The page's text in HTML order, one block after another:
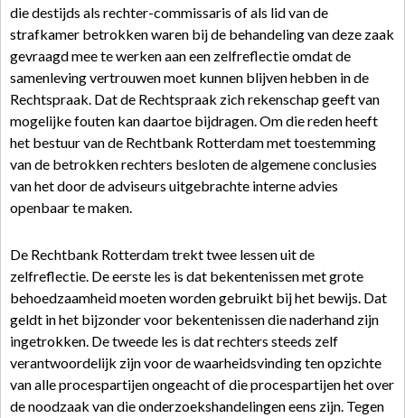
die destijds als rechter-commissaris of als lid van de
strafkamer betrokken waren bij de behandeling van deze zaak
gevraagd mee te werken aan een zelfreflectie omdat de
samenleving vertrouwen moet kunnen blijven hebben in de
Rechtspraak. Dat de Rechtspraak zich rekenschap geeft van
mogelijke fouten kan daartoe bijdragen. Om die reden heeft
het bestuur van de Rechtbank Rotterdam met toestemming
van de betrokken rechters besloten de algemene conclusies
van het door de adviseurs uitgebrachte interne advies
openbaar te maken.
De Rechtbank Rotterdam trekt twee lessen uit de
zelfreflectie. De eerste les is dat bekentenissen met grote
behoedzaamheid moeten worden gebruikt bij het bewijs. Dat
geldt in het bijzonder voor bekentenissen die naderhand zijn
ingetrokken. De tweede les is dat rechters steeds zelf
verantwoordelijk zijn voor de waarheidsvinding ten opzichte
van alle procespartijen ongeacht of die procespartijen het over
de noodzaak van die onderzoekshandelingen eens zijn. Tegen